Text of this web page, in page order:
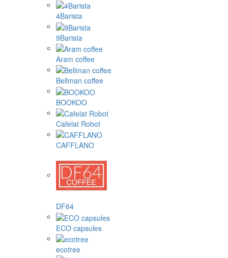
4Barista
9Barista
Aram coffee
Bellman coffee
BOOKOO
Cafelat Robot
CAFFLANO
DF64
ECO capsules
ecotree